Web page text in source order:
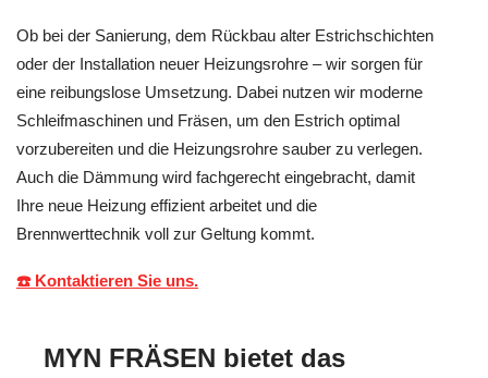
Ob bei der Sanierung, dem Rückbau alter Estrichschichten
oder der Installation neuer Heizungsrohre – wir sorgen für
eine reibungslose Umsetzung. Dabei nutzen wir moderne
Schleifmaschinen und Fräsen, um den Estrich optimal
vorzubereiten und die Heizungsrohre sauber zu verlegen.
Auch die Dämmung wird fachgerecht eingebracht, damit
Ihre neue Heizung effizient arbeitet und die
Brennwerttechnik voll zur Geltung kommt.
☎️ Kontaktieren Sie uns.
MYN FRÄSEN bietet das